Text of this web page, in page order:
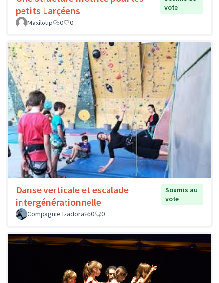
petits Larçéens
vote
Maxiloup
0 0
Danse verticale et escalade
intergénérationnelle
Soumis au
vote
Compagnie Izadora
0 0